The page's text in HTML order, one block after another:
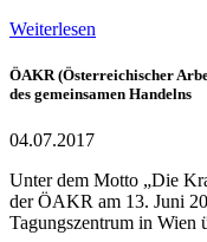
Weiterlesen
ÖAKR (Österreichischer
des gemeinsamen Handelns
04.07.2017
Unter dem Motto „Die
der ÖAKR am 13. Juni
Tagungszentrum in Wien